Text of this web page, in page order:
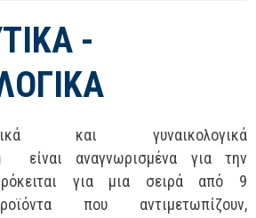
-
και γυναικολογικά
είναι αναγνωρισμένα για την
για μια σειρά από 9
που αντιμετωπίζουν,